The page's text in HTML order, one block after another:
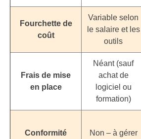
Fourchette de
coût
Variable selon
le salaire et les
outils
Frais de mise
en place
Néant (sauf
achat de
logiciel ou
formation)
Conformité
Non – à gérer